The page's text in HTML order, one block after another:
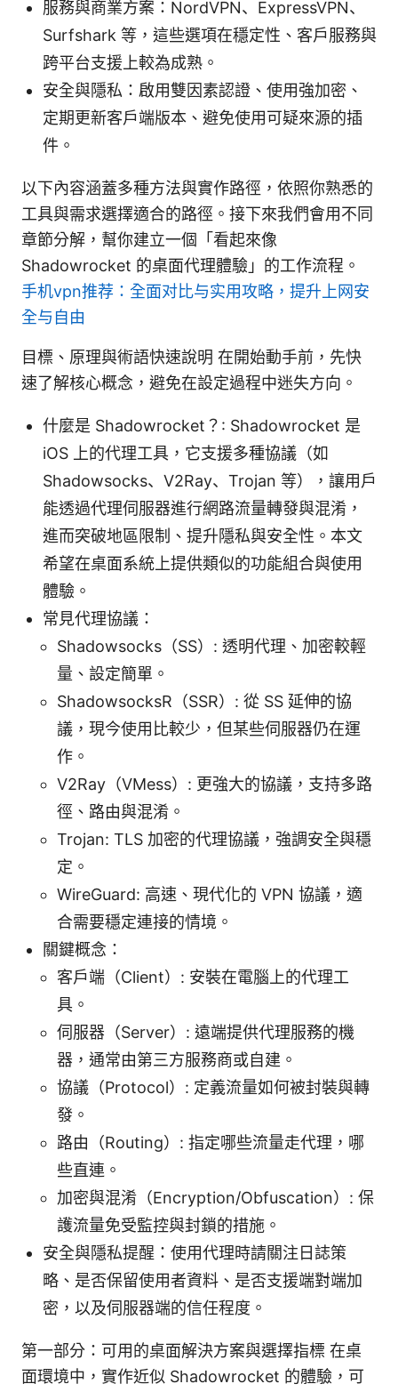
服務與商業方案：NordVPN、ExpressVPN、
Surfshark 等，這些選項在穩定性、客戶服務與
跨平台支援上較為成熟。
安全與隱私：啟用雙因素認證、使用強加密、
定期更新客戶端版本、避免使用可疑來源的插
件。
以下內容涵蓋多種方法與實作路徑，依照你熟悉的
工具與需求選擇適合的路徑。接下來我們會用不同
章節分解，幫你建立一個「看起來像
Shadowrocket 的桌面代理體驗」的工作流程。
手机vpn推荐：全面对比与实用攻略，提升上网安
全与自由
目標、原理與術語快速說明 在開始動手前，先快
速了解核心概念，避免在設定過程中迷失方向。
什麼是 Shadowrocket？: Shadowrocket 是
iOS 上的代理工具，它支援多種協議（如
Shadowsocks、V2Ray、Trojan 等），讓用戶
能透過代理伺服器進行網路流量轉發與混淆，
進而突破地區限制、提升隱私與安全性。本文
希望在桌面系統上提供類似的功能組合與使用
體驗。
常見代理協議：
Shadowsocks（SS）: 透明代理、加密較輕
量、設定簡單。
ShadowsocksR（SSR）: 從 SS 延伸的協
議，現今使用比較少，但某些伺服器仍在運
作。
V2Ray（VMess）: 更強大的協議，支持多路
徑、路由與混淆。
Trojan: TLS 加密的代理協議，強調安全與穩
定。
WireGuard: 高速、現代化的 VPN 協議，適
合需要穩定連接的情境。
關鍵概念：
客戶端（Client）: 安裝在電腦上的代理工
具。
伺服器（Server）: 遠端提供代理服務的機
器，通常由第三方服務商或自建。
協議（Protocol）: 定義流量如何被封裝與轉
發。
路由（Routing）: 指定哪些流量走代理，哪
些直連。
加密與混淆（Encryption/Obfuscation）: 保
護流量免受監控與封鎖的措施。
安全與隱私提醒：使用代理時請關注日誌策
略、是否保留使用者資料、是否支援端對端加
密，以及伺服器端的信任程度。
第一部分：可用的桌面解決方案與選擇指標 在桌
面環境中，實作近似 Shadowrocket 的體驗，可